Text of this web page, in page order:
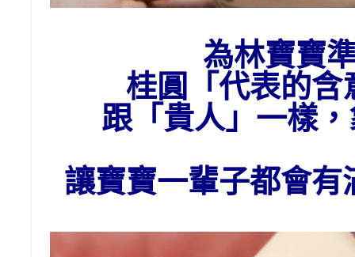
為林寶寶
桂圓「代表的含
跟「貴人」一樣
讓寶寶一輩子都會